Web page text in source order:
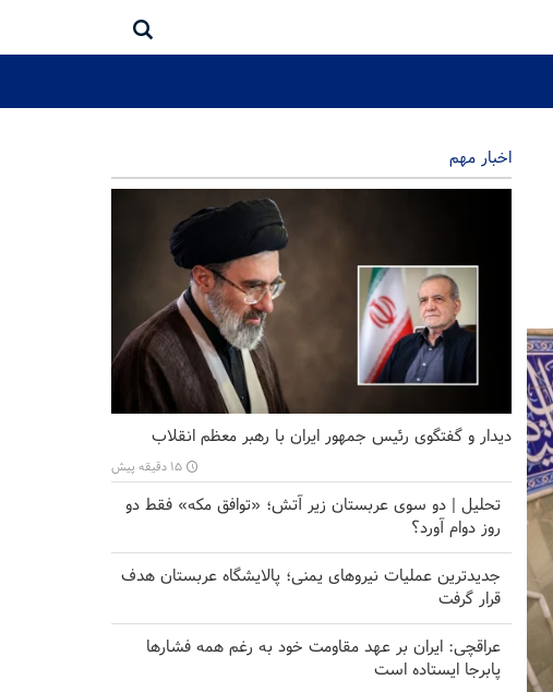
اخبار مهم
دیدار و گفتگوی رئیس جمهور ایران با رهبر معظم انقلاب
۱۵ دقیقه پیش
تحلیل | دو سوی عربستان زیر آتش؛ «توافق مکه» فقط دو
روز دوام آورد؟
جدیدترین عملیات نیروهای یمنی؛ پالایشگاه عربستان هدف
قرار گرفت
عراقچی: ایران بر عهد مقاومت خود به رغم همه فشارها
پابرجا ایستاده است